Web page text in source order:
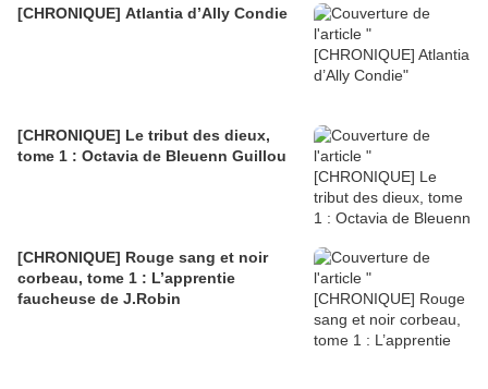
[CHRONIQUE] Atlantia d’Ally Condie
[CHRONIQUE] Le tribut des dieux,
tome 1 : Octavia de Bleuenn Guillou
[CHRONIQUE] Rouge sang et noir
corbeau, tome 1 : L’apprentie
faucheuse de J.Robin